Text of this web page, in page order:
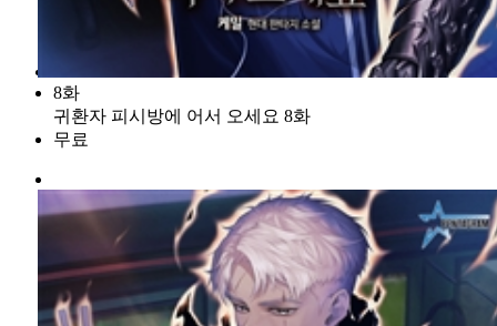
8화
귀환자 피시방에 어서 오세요 8화
무료